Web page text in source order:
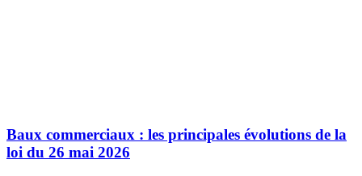
Baux commerciaux : les principales évolutions de la
loi du 26 mai 2026